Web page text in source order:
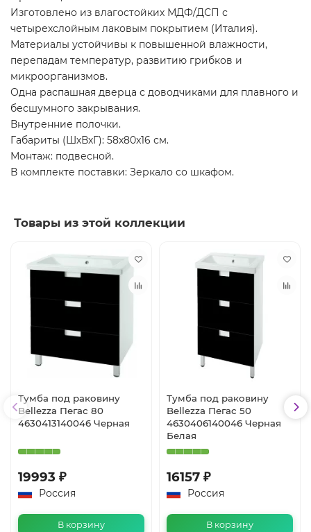
Изготовлено из влагостойких МДФ/ДСП с
четырехслойным лаковым покрытием (Италия).
Материалы устойчивы к повышенной влажности,
перепадам температур, развитию грибков и
микроорганизмов.
Одна распашная дверца с доводчиками для плавного и
бесшумного закрывания.
Внутренние полочки.
Габариты (ШхВхГ): 58x80x16 см.
Монтаж: подвесной.
В комплекте поставки: Зеркало со шкафом.
Товары из этой коллекции
Тумба под раковину
Bellezza Пегас 80
4630413140046 Черная
19993 ₽
Россия
В корзину
Тумба под раковину
Bellezza Пегас 50
4630406140046 Черная
Белая
16157 ₽
Россия
В корзину